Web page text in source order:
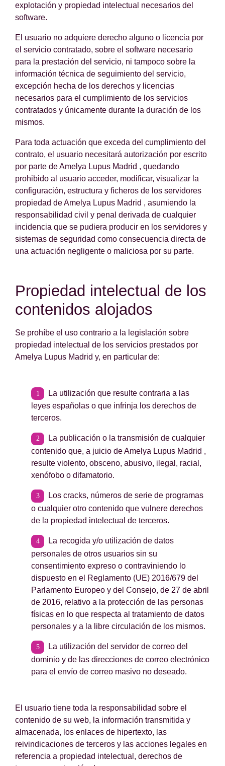
explotación y propiedad intelectual necesarios del
software.
El usuario no adquiere derecho alguno o licencia por
el servicio contratado, sobre el software necesario
para la prestación del servicio, ni tampoco sobre la
información técnica de seguimiento del servicio,
excepción hecha de los derechos y licencias
necesarios para el cumplimiento de los servicios
contratados y únicamente durante la duración de los
mismos.
Para toda actuación que exceda del cumplimiento del
contrato, el usuario necesitará autorización por escrito
por parte de Amelya Lupus Madrid , quedando
prohibido al usuario acceder, modificar, visualizar la
configuración, estructura y ficheros de los servidores
propiedad de Amelya Lupus Madrid , asumiendo la
responsabilidad civil y penal derivada de cualquier
incidencia que se pudiera producir en los servidores y
sistemas de seguridad como consecuencia directa de
una actuación negligente o maliciosa por su parte.
Propiedad intelectual de los
contenidos alojados
Se prohíbe el uso contrario a la legislación sobre
propiedad intelectual de los servicios prestados por
Amelya Lupus Madrid y, en particular de:
La utilización que resulte contraria a las
leyes españolas o que infrinja los derechos de
terceros.
La publicación o la transmisión de cualquier
contenido que, a juicio de Amelya Lupus Madrid ,
resulte violento, obsceno, abusivo, ilegal, racial,
xenófobo o difamatorio.
Los cracks, números de serie de programas
o cualquier otro contenido que vulnere derechos
de la propiedad intelectual de terceros.
La recogida y/o utilización de datos
personales de otros usuarios sin su
consentimiento expreso o contraviniendo lo
dispuesto en el Reglamento (UE) 2016/679 del
Parlamento Europeo y del Consejo, de 27 de abril
de 2016, relativo a la protección de las personas
físicas en lo que respecta al tratamiento de datos
personales y a la libre circulación de los mismos.
La utilización del servidor de correo del
dominio y de las direcciones de correo electrónico
para el envío de correo masivo no deseado.
El usuario tiene toda la responsabilidad sobre el
contenido de su web, la información transmitida y
almacenada, los enlaces de hipertexto, las
reivindicaciones de terceros y las acciones legales en
referencia a propiedad intelectual, derechos de